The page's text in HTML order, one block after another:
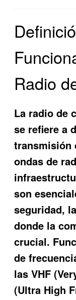
Radio
La radio de
se refiere a
transmisión
ondas de
son
seguridad,
donde la
crucial.
de
las VHF
(Ultra High